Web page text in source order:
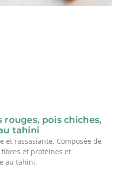
rouges, pois chiches,
tahini
et rassasiante. Composée de
et protéines et
au tahini.